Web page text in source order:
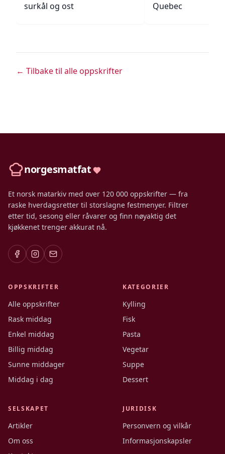
surkål og ost
Quebec
← Tilbake til alle oppskrifter
norgesmatfat
Et norsk matarkiv med over 120 000 oppskrifter — fra
raske hverdagsretter til storslagne festmenyer. Filtrer
etter tid, sesong eller råvarer og finn nøyaktig det
kjøkkenet trenger akkurat nå.
OPPSKRIFTER
Alle oppskrifter
Rask middag
Enkel middag
Billig middag
Sunne middager
Middag i dag
KATEGORIER
Kylling
Fisk
Pasta
Vegetar
Suppe
Dessert
SELSKAPET
Artikler
Om oss
JURIDISK
Personvern og vilkår
Informasjonskapsler